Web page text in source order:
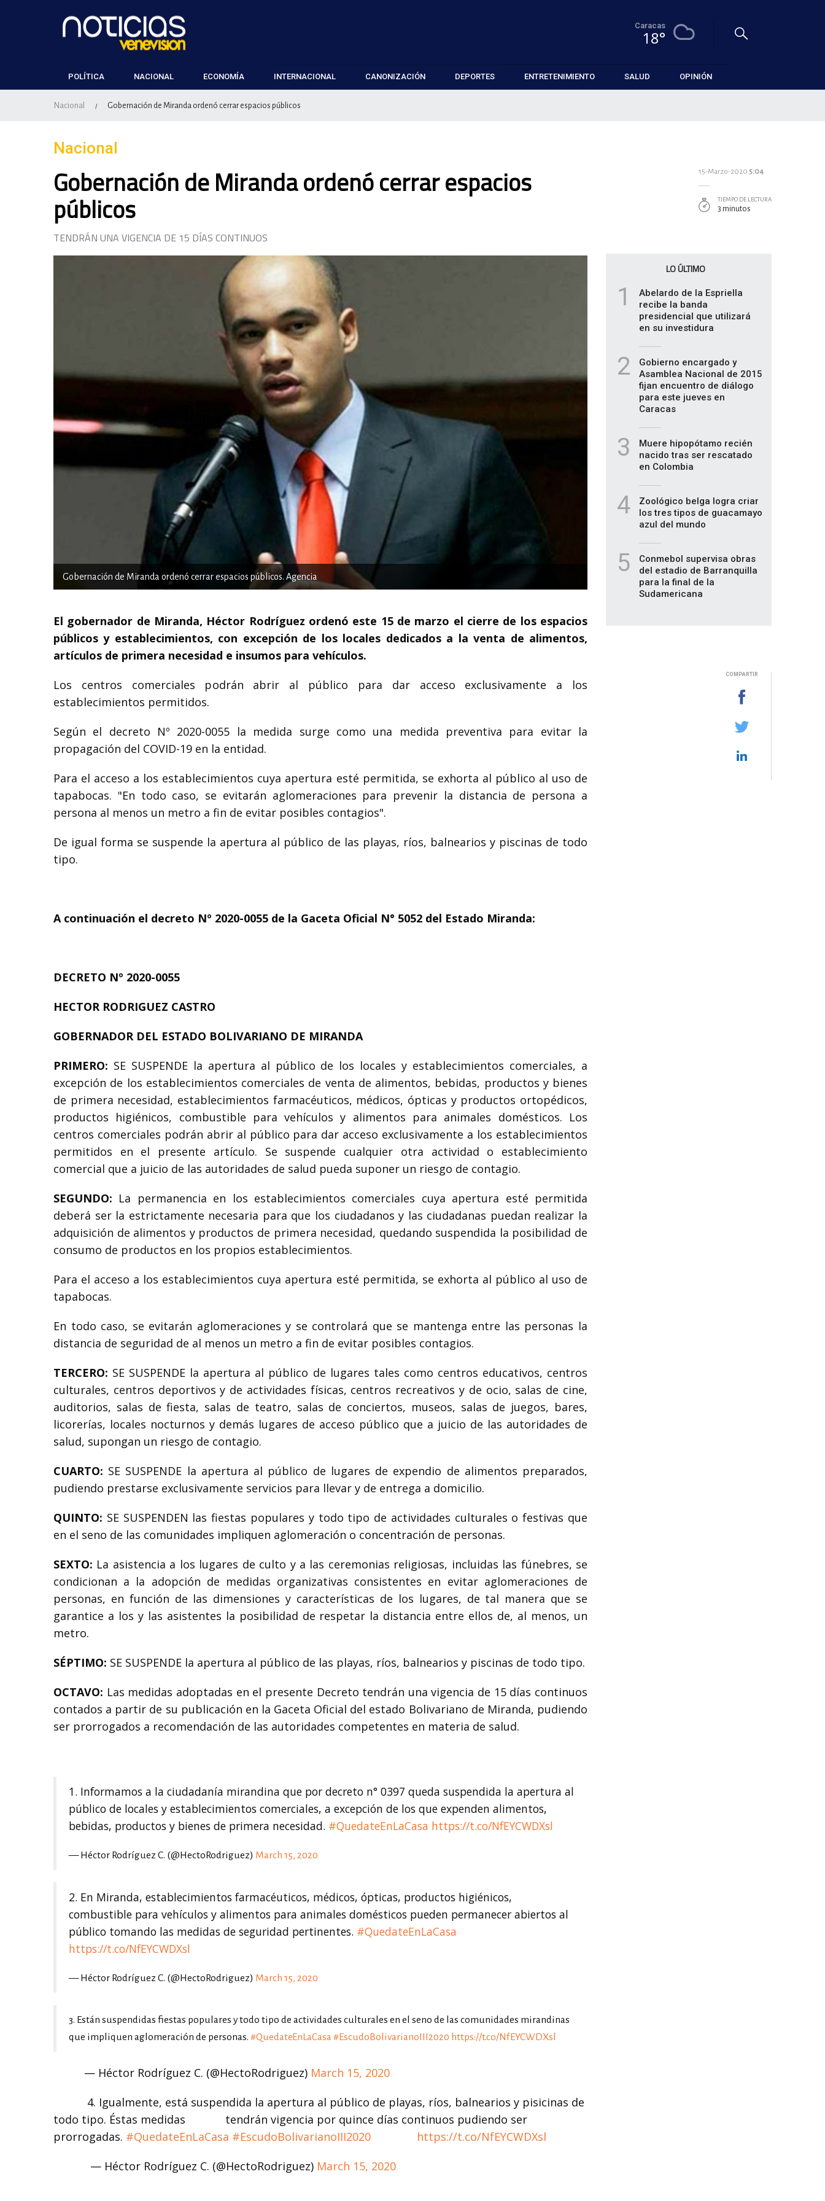
Caracas
18°
POLÍTICA NACIONAL ECONOMÍA INTERNACIONAL CANONIZACIÓN DEPORTES ENTRETENIMIENTO SALUD OPINIÓN
Nacional / Gobernación de Miranda ordenó cerrar espacios públicos
Nacional
Gobernación de Miranda ordenó cerrar espacios
públicos
TENDRÁN UNA VIGENCIA DE 15 DÍAS CONTINUOS
Gobernación de Miranda ordenó cerrar espacios públicos. Agencia
El gobernador de Miranda, Héctor Rodríguez ordenó este 15 de marzo el cierre de los espacios
públicos y establecimientos, con excepción de los locales dedicados a la venta de alimentos,
artículos de primera necesidad e insumos para vehículos.
Los centros comerciales podrán abrir al público para dar acceso exclusivamente a los
establecimientos permitidos.
Según el decreto Nº 2020-0055 la medida surge como una medida preventiva para evitar la
propagación del COVID-19 en la entidad.
Para el acceso a los establecimientos cuya apertura esté permitida, se exhorta al público al uso de
tapabocas. "En todo caso, se evitarán aglomeraciones para prevenir la distancia de persona a
persona al menos un metro a fin de evitar posibles contagios".
De igual forma se suspende la apertura al público de las playas, ríos, balnearios y piscinas de todo
tipo.
A continuación el decreto Nº 2020-0055 de la Gaceta Oficial N° 5052 del Estado Miranda:
DECRETO Nº 2020-0055
HECTOR RODRIGUEZ CASTRO
GOBERNADOR DEL ESTADO BOLIVARIANO DE MIRANDA
PRIMERO: SE SUSPENDE la apertura al público de los locales y establecimientos comerciales, a
excepción de los establecimientos comerciales de venta de alimentos, bebidas, productos y bienes
de primera necesidad, establecimientos farmacéuticos, médicos, ópticas y productos ortopédicos,
productos higiénicos, combustible para vehículos y alimentos para animales domésticos. Los
centros comerciales podrán abrir al público para dar acceso exclusivamente a los establecimientos
permitidos en el presente artículo. Se suspende cualquier otra actividad o establecimiento
comercial que a juicio de las autoridades de salud pueda suponer un riesgo de contagio.
SEGUNDO: La permanencia en los establecimientos comerciales cuya apertura esté permitida
deberá ser la estrictamente necesaria para que los ciudadanos y las ciudadanas puedan realizar la
adquisición de alimentos y productos de primera necesidad, quedando suspendida la posibilidad de
consumo de productos en los propios establecimientos.
Para el acceso a los establecimientos cuya apertura esté permitida, se exhorta al público al uso de
tapabocas.
En todo caso, se evitarán aglomeraciones y se controlará que se mantenga entre las personas la
distancia de seguridad de al menos un metro a fin de evitar posibles contagios.
TERCERO: SE SUSPENDE la apertura al público de lugares tales como centros educativos, centros
culturales, centros deportivos y de actividades físicas, centros recreativos y de ocio, salas de cine,
auditorios, salas de fiesta, salas de teatro, salas de conciertos, museos, salas de juegos, bares,
licorerías, locales nocturnos y demás lugares de acceso público que a juicio de las autoridades de
salud, supongan un riesgo de contagio.
CUARTO: SE SUSPENDE la apertura al público de lugares de expendio de alimentos preparados,
pudiendo prestarse exclusivamente servicios para llevar y de entrega a domicilio.
QUINTO: SE SUSPENDEN las fiestas populares y todo tipo de actividades culturales o festivas que
en el seno de las comunidades impliquen aglomeración o concentración de personas.
SEXTO: La asistencia a los lugares de culto y a las ceremonias religiosas, incluidas las fúnebres, se
condicionan a la adopción de medidas organizativas consistentes en evitar aglomeraciones de
personas, en función de las dimensiones y características de los lugares, de tal manera que se
garantice a los y las asistentes la posibilidad de respetar la distancia entre ellos de, al menos, un
metro.
SÉPTIMO: SE SUSPENDE la apertura al público de las playas, ríos, balnearios y piscinas de todo tipo.
OCTAVO: Las medidas adoptadas en el presente Decreto tendrán una vigencia de 15 días continuos
contados a partir de su publicación en la Gaceta Oficial del estado Bolivariano de Miranda, pudiendo
ser prorrogados a recomendación de las autoridades competentes en materia de salud.
1. Informamos a la ciudadanía mirandina que por decreto n° 0397 queda suspendida la apertura al
público de locales y establecimientos comerciales, a excepción de los que expenden alimentos,
bebidas, productos y bienes de primera necesidad. #QuedateEnLaCasa https://t.co/NfEYCWDXsl
— Héctor Rodríguez C. (@HectoRodriguez) March 15, 2020
2. En Miranda, establecimientos farmacéuticos, médicos, ópticas, productos higiénicos,
combustible para vehículos y alimentos para animales domésticos pueden permanecer abiertos al
público tomando las medidas de seguridad pertinentes. #QuedateEnLaCasa
https://t.co/NfEYCWDXsl
— Héctor Rodríguez C. (@HectoRodriguez) March 15, 2020
3. Están suspendidas fiestas populares y todo tipo de actividades culturales en el seno de las comunidades mirandinas
que impliquen aglomeración de personas. #QuedateEnLaCasa #EscudoBolivarianoIII2020 https://t.co/NfEYCWDXsl
— Héctor Rodríguez C. (@HectoRodriguez) March 15, 2020
4. Igualmente, está suspendida la apertura al público de playas, ríos, balnearios y pisicinas de
todo tipo. Éstas medidas tendrán vigencia por quince días continuos pudiendo ser
prorrogadas. #QuedateEnLaCasa #EscudoBolivarianoIII2020
https://t.co/NfEYCWDXsl
— Héctor Rodríguez C. (@HectoRodriguez) March 15, 2020
15-Marzo-2020 5:04
TIEMPO DE LECTURA
3 minutos
LO ÚLTIMO
1
Abelardo de la Espriella
recibe la banda
presidencial que utilizará
en su investidura
2
Gobierno encargado y
Asamblea Nacional de 2015
fijan encuentro de diálogo
para este jueves en
Caracas
3
Muere hipopótamo recién
nacido tras ser rescatado
en Colombia
4
Zoológico belga logra criar
los tres tipos de guacamayo
azul del mundo
5
Conmebol supervisa obras
del estadio de Barranquilla
para la final de la
Sudamericana
COMPARTIR